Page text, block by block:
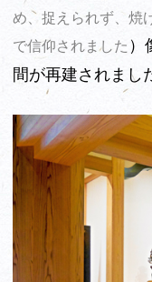
め、捉えられず、焼
で信仰されました ）
間が再建されまし